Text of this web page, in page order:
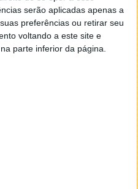
serão aplicadas apenas a
preferências ou retirar seu
voltando a este site e
parte inferior da página.
que esteja a
o nome da placa